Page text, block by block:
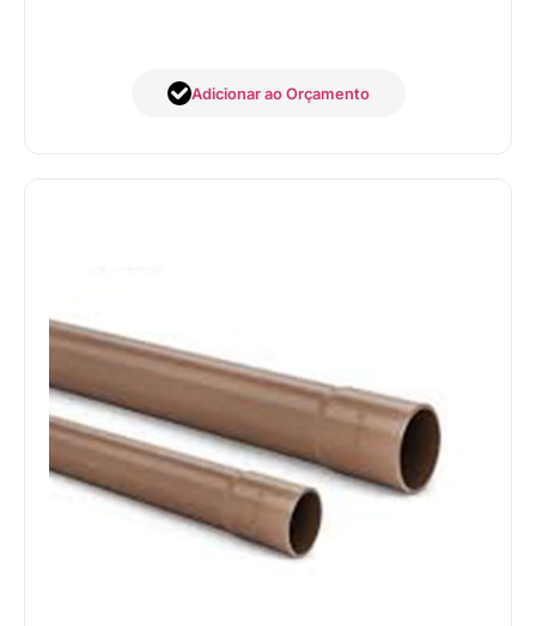
Adicionar ao Orçamento